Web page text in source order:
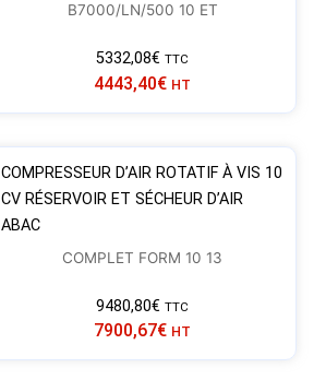
B7000/LN/500 10 ET
5332,08€ TTC
4443,40€ HT
COMPRESSEUR D’AIR ROTATIF À VIS 10
CV RÉSERVOIR ET SÉCHEUR D’AIR
ABAC
COMPLET FORM 10 13
9480,80€ TTC
7900,67€ HT